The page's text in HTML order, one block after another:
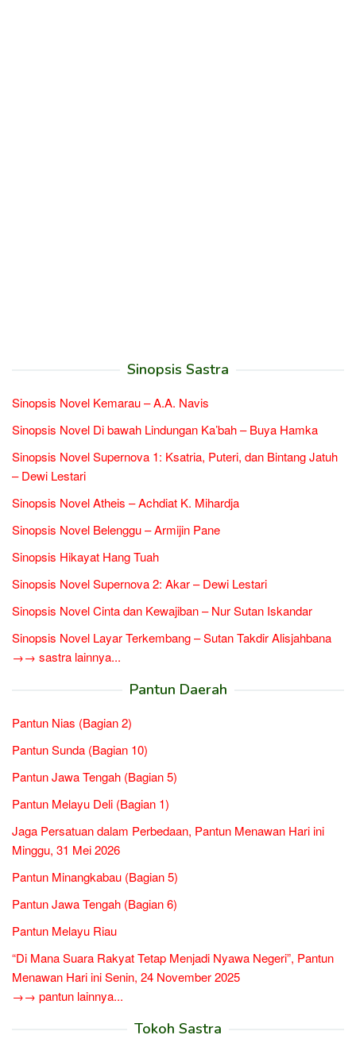
Sinopsis Sastra
Sinopsis Novel Kemarau – A.A. Navis
Sinopsis Novel Di bawah Lindungan Ka’bah – Buya Hamka
Sinopsis Novel Supernova 1: Ksatria, Puteri, dan Bintang Jatuh
– Dewi Lestari
Sinopsis Novel Atheis – Achdiat K. Mihardja
Sinopsis Novel Belenggu – Armijin Pane
Sinopsis Hikayat Hang Tuah
Sinopsis Novel Supernova 2: Akar – Dewi Lestari
Sinopsis Novel Cinta dan Kewajiban – Nur Sutan Iskandar
Sinopsis Novel Layar Terkembang – Sutan Takdir Alisjahbana
→→ sastra lainnya...
Pantun Daerah
Pantun Nias (Bagian 2)
Pantun Sunda (Bagian 10)
Pantun Jawa Tengah (Bagian 5)
Pantun Melayu Deli (Bagian 1)
Jaga Persatuan dalam Perbedaan, Pantun Menawan Hari ini
Minggu, 31 Mei 2026
Pantun Minangkabau (Bagian 5)
Pantun Jawa Tengah (Bagian 6)
Pantun Melayu Riau
“Di Mana Suara Rakyat Tetap Menjadi Nyawa Negeri”, Pantun
Menawan Hari ini Senin, 24 November 2025
→→ pantun lainnya...
Tokoh Sastra